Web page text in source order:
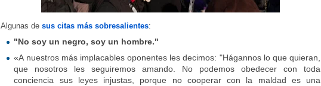
Algunas de sus citas más sobresalientes:
"No soy un negro, soy un hombre."
«A nuestros más implacables oponentes les decimos: "Hágannos lo que quieran,
que nosotros les seguiremos amando. No podemos obedecer con toda
conciencia sus leyes injustas, porque no cooperar con la maldad es una